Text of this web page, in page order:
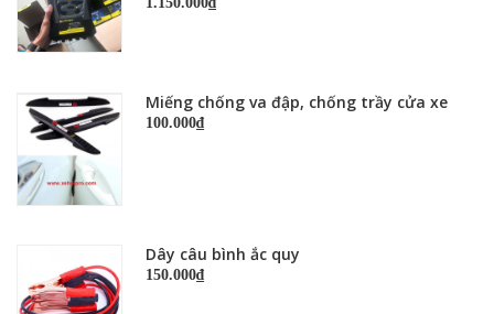
Miếng chống va đập, chống trầy cửa xe
100.000₫
Dây câu bình ắc quy
150.000₫